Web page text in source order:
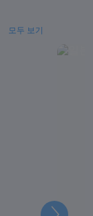
모두 보기